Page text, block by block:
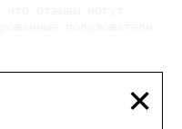
×